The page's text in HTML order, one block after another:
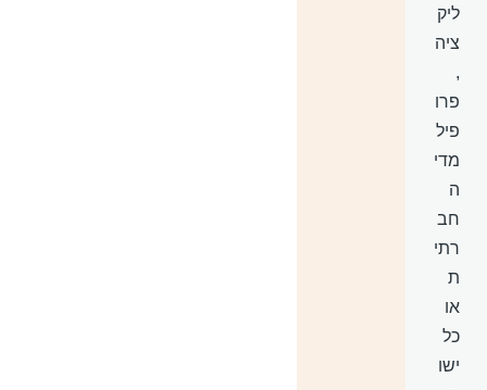
ליק
ציה
פרו
פיל
מדי
ה
חב
רתי
ת
או
כל
ישו